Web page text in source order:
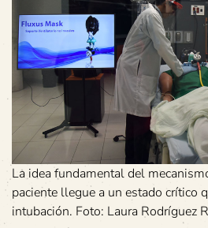
La idea fundamental del
paciente llegue a un estado crítico
intubación. Foto: Laura Rodríguez